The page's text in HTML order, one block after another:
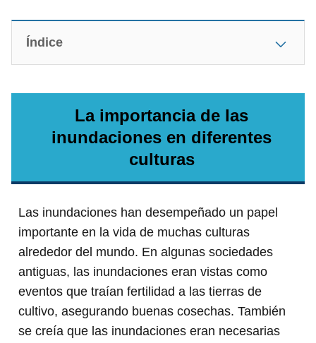
Índice
La importancia de las
inundaciones en diferentes
culturas
Las inundaciones han desempeñado un papel
importante en la vida de muchas culturas
alrededor del mundo. En algunas sociedades
antiguas, las inundaciones eran vistas como
eventos que traían fertilidad a las tierras de
cultivo, asegurando buenas cosechas. También
se creía que las inundaciones eran necesarias